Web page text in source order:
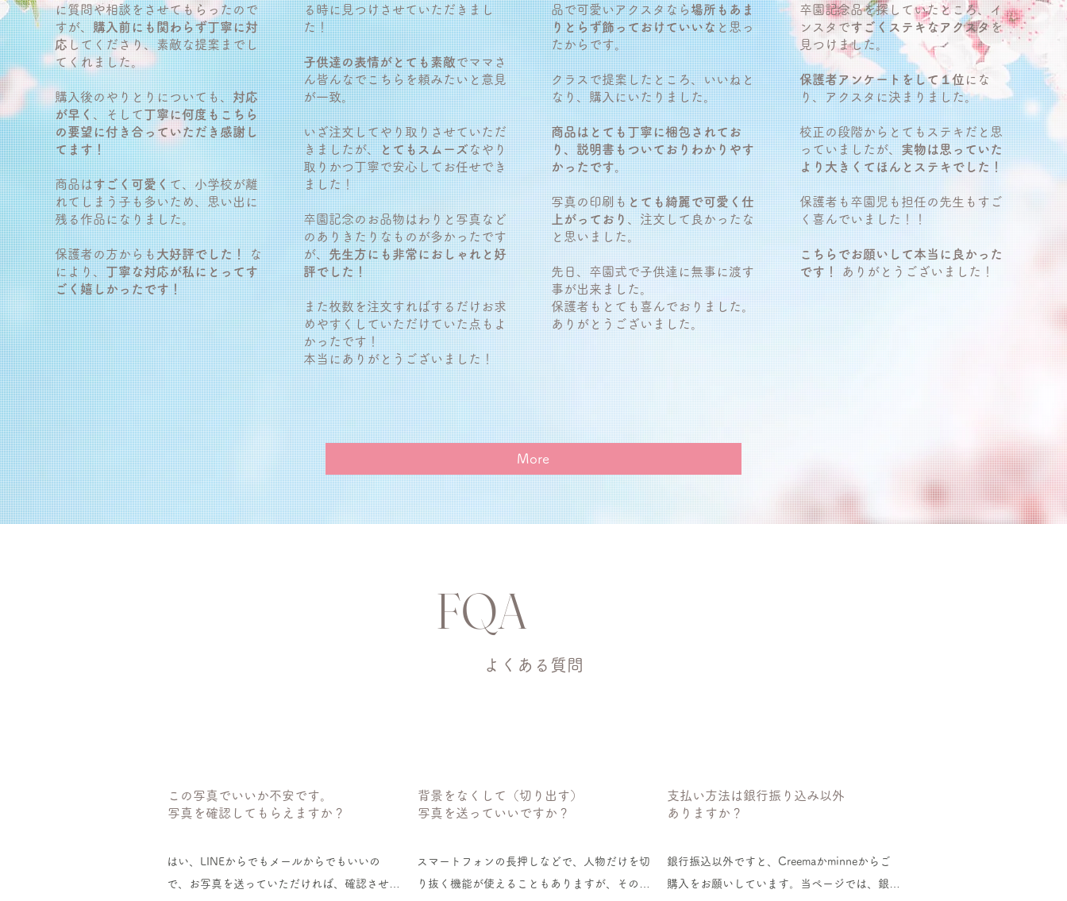
FQA
よくある質問
この写真でいいか不安です。
​写真を確認してもらえますか？
はい、LINEからでもメールからでもいいの
で、お写真を送っていただければ、確認させて
背景をなくして（切り出す）
写真を送っていいですか？
スマートフォンの長押しなどで、人物だけを切
り抜く機能が使えることもありますが、その機
​支払い方法は銀行振り込み以外
ありますか？
銀行振込以外ですと、Creemaかminneからご
購入をお願いしています。当ページでは、銀行
に質問や相談をさせてもらったので
すが、購入前にも関わらず丁寧に対
応 してくださり、素敵な提案までし
てくれました。
購入後のやりとりについても、対応
が早く、そして丁寧に何度もこちら
の要望に付き合っていただき感謝し
てます！
商品はすごく可愛くて、小学校が離
れてしまう子も多いため、思い出に
残る作品になりました。
保護者の方からも大好評でした！な
により、丁寧な対応が私にとってす
ごく嬉しかったです！
る時に見つけさせていただきまし
た！
子供達の表情がとても素敵でママさ
ん皆んなでこちらを頼みたいと意見
が一致。
いざ注文してやり取りさせていただ
きましたが、とてもスムーズ なやり
取りかつ丁寧で安心してお任せでき
ました！
卒園記念のお品物はわりと写真など
のありきたりなものが多かったです
が、 先生方にも非常におしゃれと好
評でした！
また枚数を注文すればするだけお求
めやすくしていただけていた点もよ
かったです！
本当にありがとうございました！
品で可愛いアクスタなら場所もあま
りとらず飾っておけていいなと思っ
たからです。
クラスで提案したところ、いいねと
なり、購入にいたりました。
商品はとても丁寧に梱包されてお
り、説明書もついておりわかりやす
かったです。
写真の印刷も とても綺麗で可愛く仕
上がっており 、注文して良かったな
と思いました。
先日、卒園式で子供達に無事に渡す
事が出来ました。
保護者もとても喜んでおりました。
ありがとうございました。
卒園記念品を探していたところ、イ
ンスタですごくステキなアクスタ を
見つけました。
保護者アンケートをして１位 にな
り、アクスタに決まりました。
校正の段階からとてもステキだと思
っていましたが、 実物は思っていた
より大きくてほんとステキでした！
保護者も卒園児も担任の先生もすご
く喜んでいました！！
こちらでお願いして本当に良かった
です！
ありがとうございました！
More